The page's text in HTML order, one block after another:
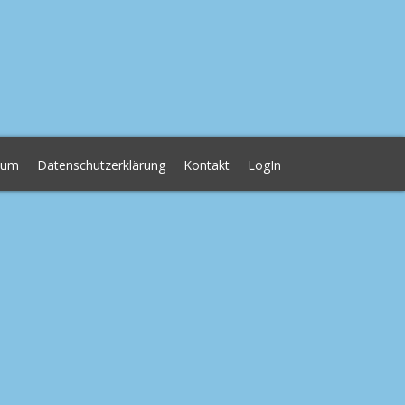
Datenschutzerklärung Kontakt LogIn